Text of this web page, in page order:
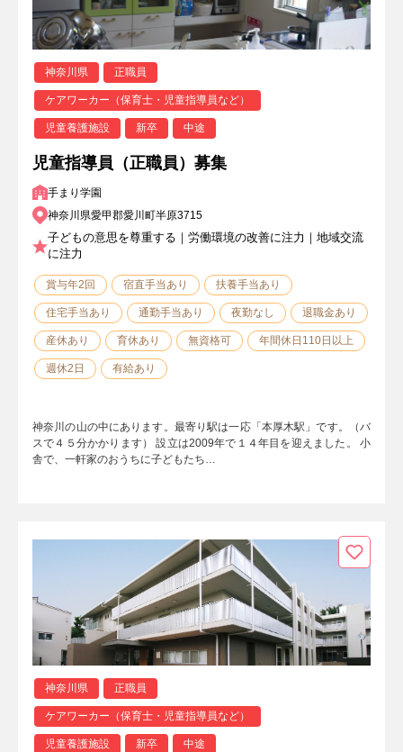
神奈川県 正職員
ケアワーカー（保育士・児童指導員など）
児童養護施設 新卒 中途
児童指導員（正職員）募集
手まり学園
神奈川県愛甲郡愛川町半原3715
子どもの意思を尊重する｜労働環境の改善に注力｜地域交流
に注力
賞与年2回 宿直手当あり 扶養手当あり
住宅手当あり 通勤手当あり 夜勤なし 退職金あり
産休あり 育休あり 無資格可 年間休日110日以上
週休2日 有給あり
神奈川の山の中にあります。最寄り駅は一応「本厚木駅」です。（バ
スで４５分かかります） 設立は2009年で１４年目を迎えました。 小
舎で、一軒家のおうちに子どもたち…
神奈川県 正職員
ケアワーカー（保育士・児童指導員など）
児童養護施設 新卒 中途